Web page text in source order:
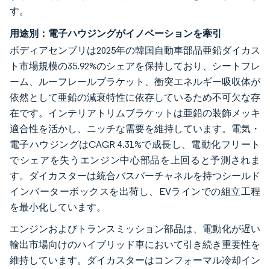
す。
用途別：電子ハウジングがイノベーションを牽引
ボディアセンブリは2025年の韓国自動車部品亜鉛ダイカス
ト市場規模の35.92%のシェアを保持しており、シートフレ
ーム、ルーフレールブラケット、衝突エネルギー吸収体が
依然として亜鉛の減衰特性に依存しているため不可欠な存
在です。インテリアトリムブラケットは亜鉛の装飾メッキ
適合性を活かし、ニッチな需要を維持しています。電気・
電子ハウジングはCAGR 4.31%で成長し、電動化フリート
でシェアを失うエンジン中心部品を上回ると予測されま
す。ダイカスターは統合バスバーチャネルを持つシールド
インバーターボックスを出荷し、EVラインでの組立工程
を最小化しています。
エンジンおよびトランスミッション部品は、電動化が遅い
輸出市場向けのハイブリッド車において引き続き重要性を
維持しています。ダイカスターはコンフォーマル冷却イン